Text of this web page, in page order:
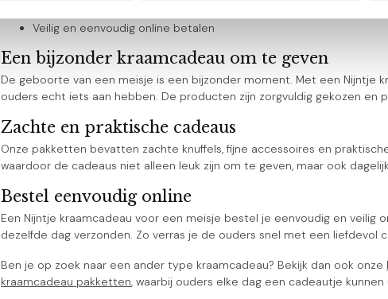
Veilig en eenvoudig online betalen
Een bijzonder kraamcadeau om te geven
De geboorte van een meisje is een bijzonder moment. Met een Nijntje
ouders echt iets aan hebben. De producten zijn zorgvuldig gekozen en
Zachte en praktische cadeaus
Onze pakketten bevatten zachte knuffels, fijne accessoires en
waardoor de cadeaus niet alleen leuk zijn om te geven, maar ook
Bestel eenvoudig online
Een Nijntje kraamcadeau voor een meisje bestel je eenvoudig en veilig
dezelfde dag verzonden. Zo verras je de ouders snel met een liefdevol
Ben je op zoek naar een ander type kraamcadeau? Bekijk dan ook onze
kraamcadeau pakketten, waarbij ouders elke dag een cadeautje kunnen